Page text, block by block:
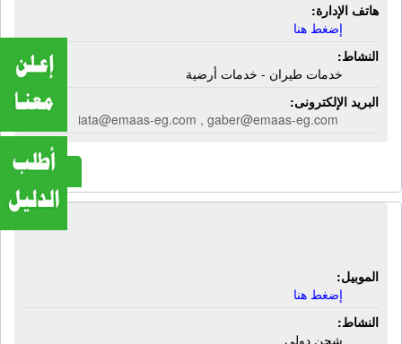
هاتف الإدارة:
إضغط هنا
النشاط:
خدمات طيران - خدمات أرضية
البريد الإلكترونى:
iata@emaas-eg.com , gaber@emaas-eg.com
المزيد
المؤسسة المصرية للتصدير | شحن دولى
الموبيل:
إضغط هنا
النشاط:
شحن دولى